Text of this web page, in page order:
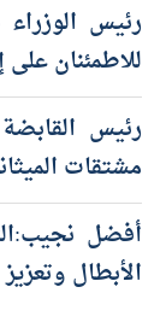
رئيس
للاطمئنان على
رئيس
مشتقات
أفضل
الأبطال